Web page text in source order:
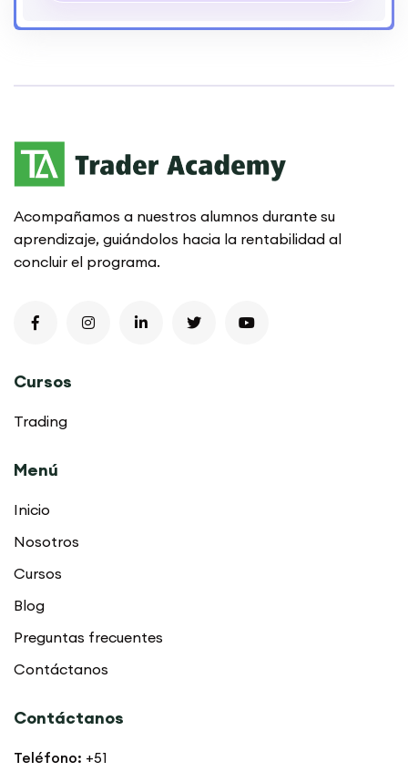
Acompañamos a nuestros alumnos durante su
aprendizaje, guiándolos hacia la rentabilidad al
concluir el programa.
Cursos
Trading
Menú
Inicio
Nosotros
Cursos
Blog
Preguntas frecuentes
Contáctanos
Contáctanos
Teléfono: +51